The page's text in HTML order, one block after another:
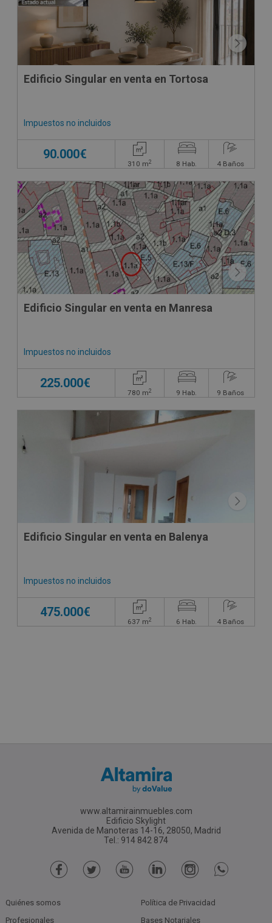
Edificio Singular en venta en Tortosa
Impuestos no incluidos
90.000€
310 m2 8 Hab. 4 Baños
Edificio Singular en venta en Manresa
Impuestos no incluidos
225.000€
780 m2 9 Hab. 9 Baños
CONDICIONES ESPECIALES
Edificio Singular en venta en Balenya
Impuestos no incluidos
475.000€
637 m2 6 Hab. 4 Baños
www.altamirainmuebles.com
Edificio Skylight
Avenida de Manoteras 14-16, 28050, Madrid
Tel.: 914 842 874
Quiénes somos
Profesionales
Política de Privacidad
Bases Notariales